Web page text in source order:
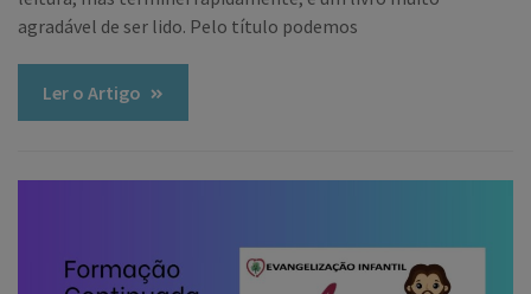
agradável de ser lido. Pelo título podemos
Ler o Artigo